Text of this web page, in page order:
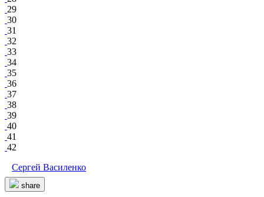
29
30
31
32
33
34
35
36
37
38
39
40
41
42
Сергей Василенко
share